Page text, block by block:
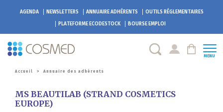
AGENDA NEWSLETTERS ANNUAIRE ADHÉRENTS
OUTILS RÉGLEMENTAIRES
PLATEFORMEECODESTOCK BOURSE EMPLOI
MENU
Accueil > Annuaire des adhérents
MS BEAUTILAB (STRAND COSMETICS
EUROPE)